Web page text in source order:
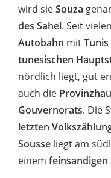
wird sieSouza
des Sahel. Seit
Autobahn mitTunis
tunesischen
nördlich liegt, gut
auch die
Gouvernorats. Die
letzten
Sousse liegt am
einem feinsandigen